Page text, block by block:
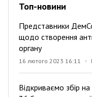
Топ-новини
Представники
щодо створення
органу
16 лютого 2023 16:11
Відкриваємо збір